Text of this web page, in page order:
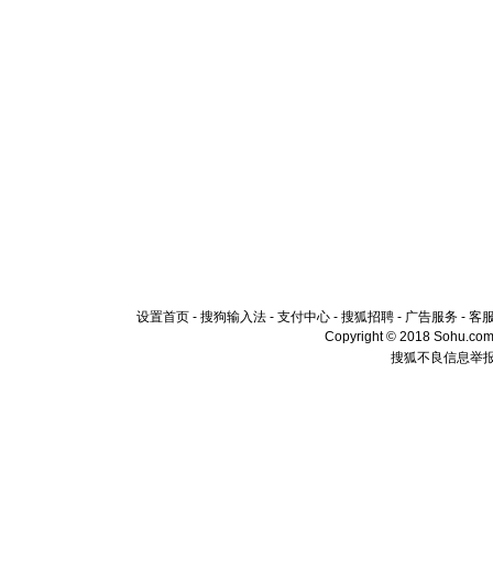
设置首页 - 搜狗输入法 - 支付中心 - 搜狐招聘 - 广告服务 - 客
Copyright © 2018
搜狐不良信息举